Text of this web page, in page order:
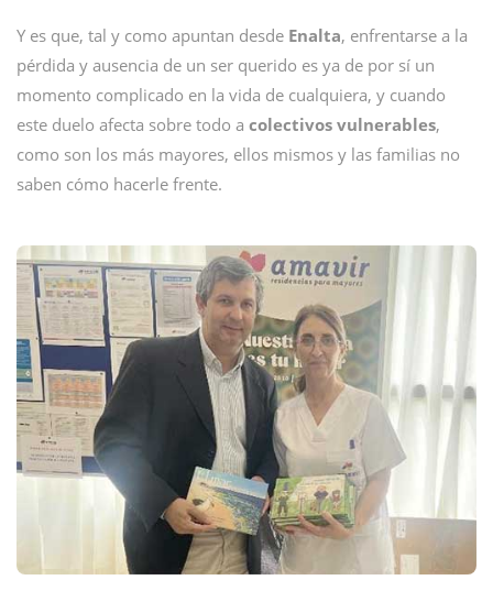
Y es que, tal y como apuntan desde Enalta, enfrentarse a la
pérdida y ausencia de un ser querido es ya de por sí un
momento complicado en la vida de cualquiera, y cuando
este duelo afecta sobre todo a colectivos vulnerables,
como son los más mayores, ellos mismos y las familias no
saben cómo hacerle frente.